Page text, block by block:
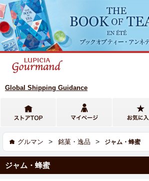
Global Shipping Guidance
グルマン > 銘菓・逸品 > ジャム・蜂蜜
ジャム・蜂蜜